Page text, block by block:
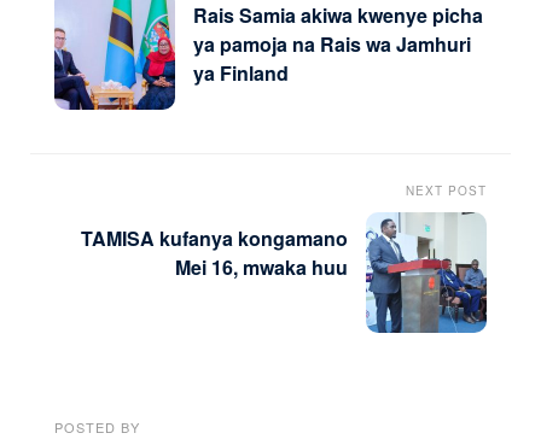
Rais Samia akiwa kwenye picha
ya pamoja na Rais wa Jamhuri
ya Finland
NEXT POST
TAMISA kufanya kongamano
Mei 16, mwaka huu
POSTED BY